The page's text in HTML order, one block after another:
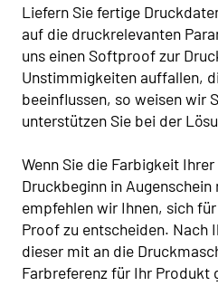
Liefern Sie fertige
auf die druckrelevanten
uns einen Softproof zur
Unstimmigkeiten auffallen,
beeinflussen, so weisen wir
unterstützen Sie bei der
Wenn Sie die Farbigkeit
Druckbeginn in
empfehlen wir Ihnen, sich
Proof zu entscheiden. Nach
dieser mit an die
Farbreferenz für Ihr Produkt